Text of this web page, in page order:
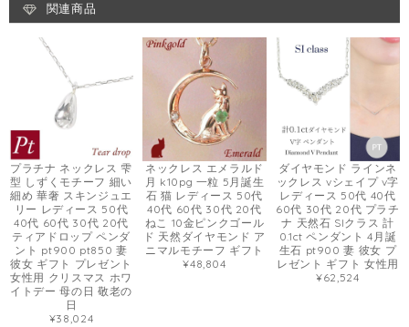
関連商品
プラチナ ネックレス 雫
型 しずくモチーフ 細い
細め 華奢 スキンジュエ
リー レディース 50代
40代 60代 30代 20代
ティアドロップ ペンダ
ント pt900 pt850 妻
彼女 ギフト プレゼント
女性用 クリスマス ホワ
イトデー 母の日 敬老の
日
¥38,024
ネックレス エメラルド
月 k10pg 一粒 5月誕生
石 猫 レディース 50代
40代 60代 30代 20代
ねこ 10金ピンクゴール
ド 天然ダイヤモンド ア
ニマルモチーフ ギフト
¥48,804
ダイヤモンド ラインネ
ックレス vシェイプ v字
レディース 50代 40代
60代 30代 20代 プラチ
ナ 天然石 SIクラス 計
0.1ct ペンダント 4月誕
生石 pt900 妻 彼女 プ
レゼント ギフト 女性用
¥62,524